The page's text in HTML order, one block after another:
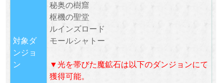
対象ダ
ンジョ
ン
秘奥の樹窟
枢機の聖堂
ルインズロード
モールシャトー
▼光を帯びた魔鉱石は以下のダンジョンにて
獲得可能。